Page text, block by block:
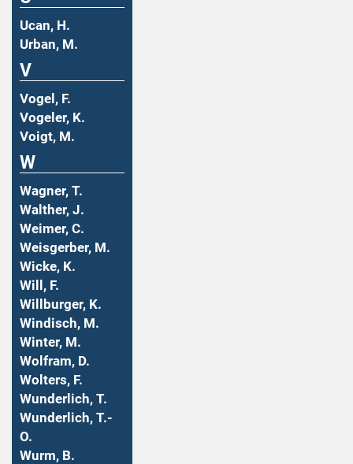
Ucan, H.
Urban, M.
V
Vogel, F.
Vogeler, K.
Voigt, M.
W
Wagner, T.
Walther, J.
Weimer, C.
Weisgerber, M.
Wicke, K.
Will, F.
Willburger, K.
Windisch, M.
Winter, M.
Wolfram, D.
Wolters, F.
Wunderlich, T.
Wunderlich, T.-
O.
Wurm, B.